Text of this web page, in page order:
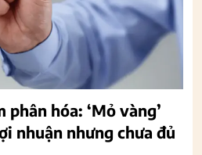
phân hóa: ‘Mỏ vàng’
nhuận nhưng chưa đủ